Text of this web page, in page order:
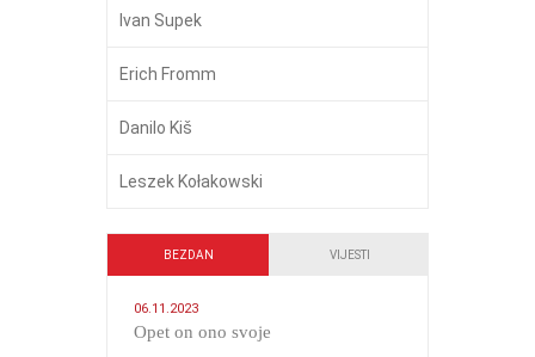
Ivan Supek
Erich Fromm
Danilo Kiš
Leszek Kołakowski
BEZDAN VIJESTI
06.11.2023
​Opet on ono svoje